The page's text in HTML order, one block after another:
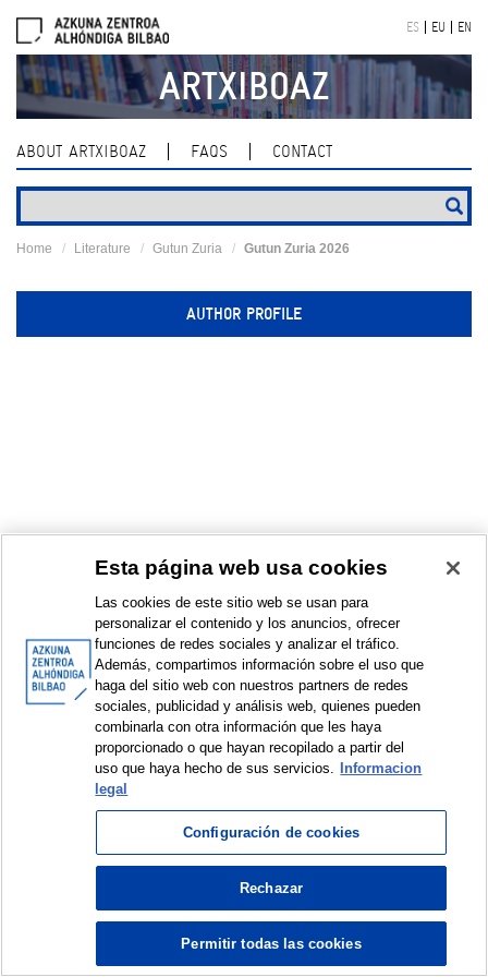
navigation
ES EU EN
ARTXIBOAZ
ABOUT ARTXIBOAZ FAQS CONTACT
Home Literature Gutun Zuria Gutun Zuria 2026
AUTHOR PROFILE
© Azkuna Zentroa - Alhóndiga Bilbao
Esta página web usa cookies
Las cookies de este sitio web se usan para
personalizar el contenido y los anuncios, ofrecer
funciones de redes sociales y analizar el tráfico.
Además, compartimos información sobre el uso que
haga del sitio web con nuestros partners de redes
sociales, publicidad y análisis web, quienes pueden
combinarla con otra información que les haya
proporcionado o que hayan recopilado a partir del
uso que haya hecho de sus servicios.
Informacion
legal
Configuración de cookies
Rechazar
Permitir todas las cookies